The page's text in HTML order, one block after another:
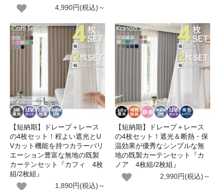
4,990円(税込)～
【短納期】ドレープ＋レース
の4枚セット！程よい遮光とU
Vカット機能を持つカラーバリ
エーション豊富な無地の既製
カーテンセット『カフィ 4枚
組/2枚組』
1,890円(税込)～
【短納期】ドレープ＋レース
の4枚セット！遮光＆断熱・保
温効果が優秀なシンプルな無
地の既製カーテンセット『カ
ノア 4枚組/2枚組』
2,990円(税込)～